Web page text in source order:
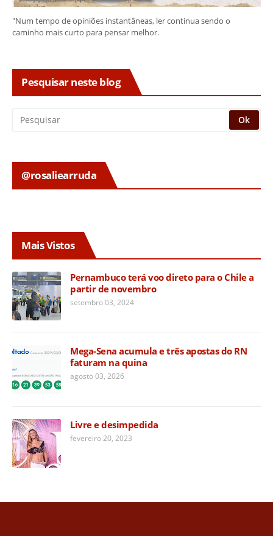
"Num tempo de opiniões instantâneas, ler continua sendo o
caminho mais curto para pensar melhor.
Pesquisar neste blog
@rosaliearruda
Mais Vistos
Pernambuco terá voo direto para o Chile a
partir de novembro
setembro 03, 2024
Mega-Sena acumula e três apostas do RN
faturam na quina
agosto 03, 2026
Livre e desimpedida
fevereiro 20, 2023